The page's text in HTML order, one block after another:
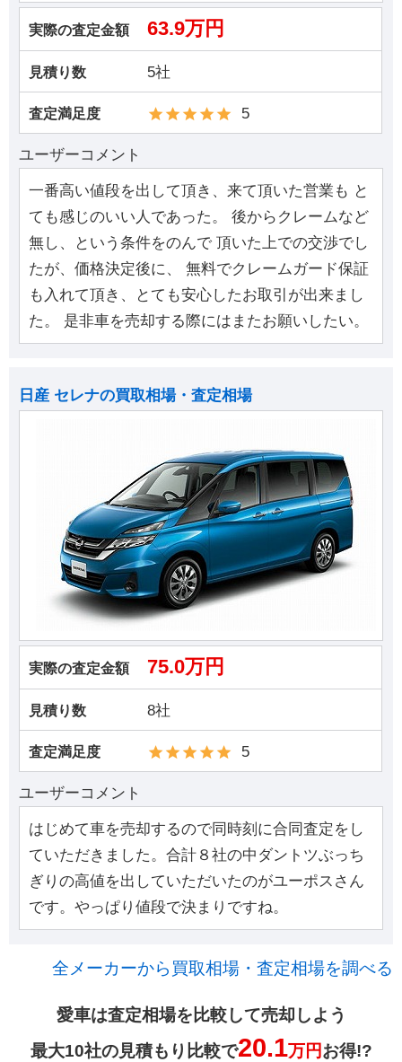
実際の査定金額 63.9万円
見積り数 5社
査定満足度 5
ユーザーコメント
一番高い値段を出して頂き、来て頂いた営業も と
ても感じのいい人であった。 後からクレームなど
無し、という条件をのんで 頂いた上での交渉でし
たが、価格決定後に、 無料でクレームガード保証
も入れて頂き、とても安心したお取引が出来まし
た。 是非車を売却する際にはまたお願いしたい。
日産 セレナの買取相場・査定相場
実際の査定金額 75.0万円
見積り数 8社
査定満足度 5
ユーザーコメント
はじめて車を売却するので同時刻に合同査定をし
ていただきました。合計８社の中ダントツぶっち
ぎりの高値を出していただいたのがユーポスさん
です。やっぱり値段で決まりですね。
全メーカーから買取相場・査定相場を調べる
愛車は査定相場を比較して売却しよう
最大10社の見積もり比較で20.1万円お得!?